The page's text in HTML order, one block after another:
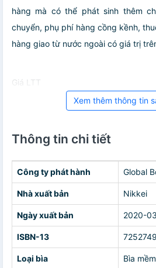
hàng mà có thể phát sinh thêm
chuyển, phụ phí hàng cồng kềnh,
hàng giao từ nước ngoài có giá trị
Giá LTT
Xem thêm thông tin
Thông tin chi tiết
Công ty phát hành Global
Nhà xuất bản Nikkei
Ngày xuất bản 2020-
ISBN-13
Loại bìa Bìa mềm